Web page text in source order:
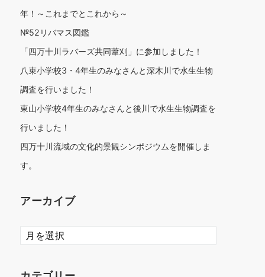
年！～これまでとこれから～
№52リバマス図鑑
「四万十川ラバーズ共同葦刈」に参加しました！
八束小学校3・4年生のみなさんと深木川で水生生物
調査を行いました！
東山小学校4年生のみなさんと後川で水生生物調査を
行いました！
四万十川流域の文化的景観シンポジウムを開催しま
す。
アーカイブ
ア
ー